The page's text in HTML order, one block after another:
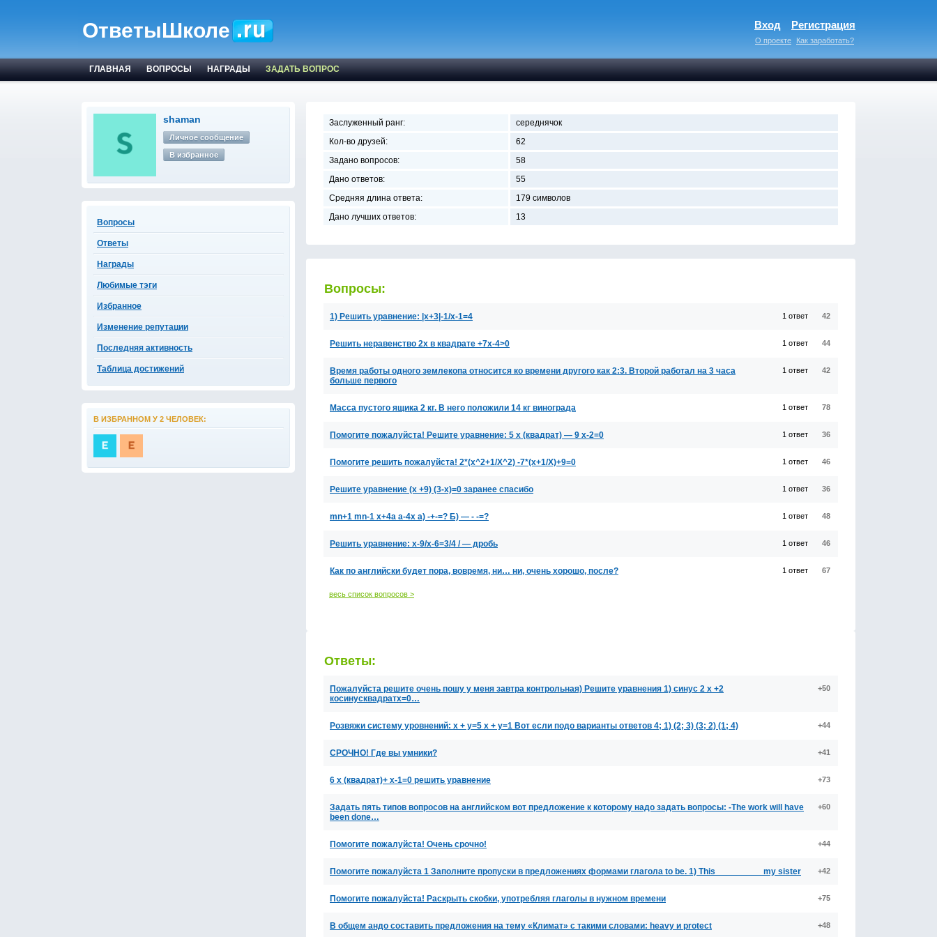
ОтветыШколе Вход Регистрация
О проекте Как заработать?
ГЛАВНАЯ ВОПРОСЫ НАГРАДЫ ЗАДАТЬ ВОПРОС
shaman
Личное сообщение
В избранное
Вопросы
Ответы
Награды
Любимые тэги
Избранное
Изменение репутации
Последняя активность
Таблица достижений
В ИЗБРАННОМ У 2 ЧЕЛОВЕК:
Заслуженный ранг:
середнячок
Кол-во друзей:
62
Задано вопросов:
58
Дано ответов:
55
Средняя длина ответа:
179 символов
Дано лучших ответов:
13
Вопросы:
1) Решить уравнение: |x+3|-1/x-1=4 1 ответ 42
Решить неравенство 2x в квадрате +7x-4>0 1 ответ 44
Время работы одного землекопа относится ко времени другого как 2:3. Второй работал на 3 часа
больше первого
1 ответ 42
Масса пустого ящика 2 кг. В него положили 14 кг винограда 1 ответ 78
Помогите пожалуйста! Решите уравнение: 5 х (квадрат) — 9 х-2=0 1 ответ 36
Помогите решить пожалуйста! 2*(x^2+1/X^2) -7*(x+1/X)+9=0 1 ответ 46
Решите уравнение (х +9) (3-х)=0 заранее спасибо 1 ответ 36
mn+1 mn-1 x+4a a-4x а) -+-=? Б) — - -=? 1 ответ 48
Решить уравнение: х-9/х-6=3/4 / — дробь 1 ответ 46
Как по английски будет пора, вовремя, ни… ни, очень хорошо, после? 1 ответ 67
весь список вопросов >
Ответы:
Пожалуйста решите очень пошу у меня завтра контрольная) Решите уравнения 1) синус 2 х +2
косинусквадратх=0…
+50
Розвяжи систему уровнений: х + у=5 х + у=1 Вот если подо варианты ответов 4; 1) (2; 3) (3; 2) (1; 4) +44
СРОЧНО! Где вы умники? +41
6 х (квадрат)+ х-1=0 решить уравнение +73
Задать пять типов вопросов на английском вот предложение к которому надо задать вопросы: -The work will have
been done…
+60
Помогите пожалуйста! Очень срочно! +44
Помогите пожалуйста 1 Заполните пропуски в предложениях формами глагола to be. 1) This _________ my sister +42
Помогите пожалуйста! Раскрыть скобки, употребляя глаголы в нужном времени +75
В общем андо составить предложения на тему «Климат» с такими словами: heavy и protect +48